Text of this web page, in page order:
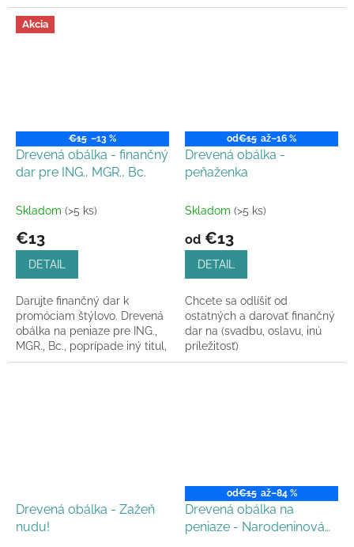
Akcia
€15 –13 %
Drevená obálka - finančný
dar pre ING., MGR., Bc.
Skladom (>5 ks)
€13
DETAIL
Darujte finančný dar k
promóciam štýlovo. Drevená
obálka na peniaze pre ING.,
MGR., Bc., poprípade iný titul,
je dokonalým
od€15 až–16 %
Drevená obálka -
peňaženka
Skladom (>5 ks)
od €13
DETAIL
Chcete sa odlíšiť od
ostatných a darovať finančný
dar na (svadbu, oslavu, inú
príležitosť)
štýlovo? Peňaženku
Drevená obálka - Zažeň
nudu!
od€15 až–84 %
Drevená obálka na
peniaze - Narodeninová